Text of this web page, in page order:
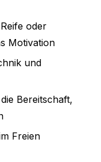
oder
Motivation
und
Bereitschaft,
Freien